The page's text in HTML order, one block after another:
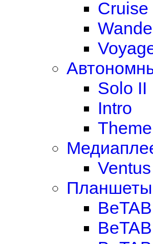
Cruise
Solo II
Intro
Theme
Ventus
Планшеты